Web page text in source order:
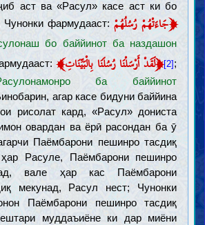
аст ва «Расул» касе аст ки бо
Чунонки фармудааст:
﴿جَاءَتْهُمْ رُسُلُهُمْ
бо баййинот ба наздашон
﴿لَقَدْ أَرْسَلْنَا رُسُلَنَا بِالْبَيِّنَاتِ﴾ [2] ;
ба баййинот
агар касе бидуни баййина
рисолат кард, «Расул» дониста
овардан ва ёрӣ расондан ба ӯ
Паёмбарони пешинро тасдиқ
Расуле, Паёмбарони пешинро
вале ҳар кас Паёмбарони
мекунад, Расул нест; Чунонки
Паёмбарони пешинро тасдиқ
муддаъиёне ки дар миёни